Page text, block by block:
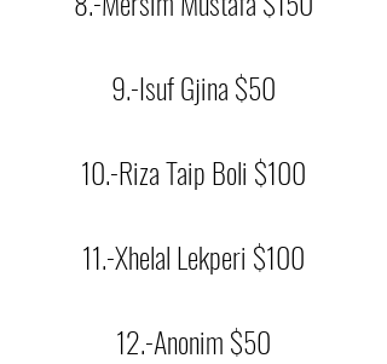
9.-Isuf Gjina $50
10.-Riza Taip Boli $100
11.-Xhelal Lekperi $100
12.-Anonim $50